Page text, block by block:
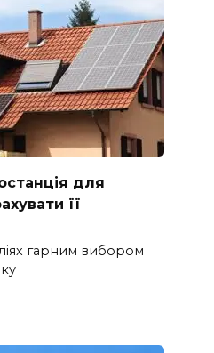
для
її
гарним вибором